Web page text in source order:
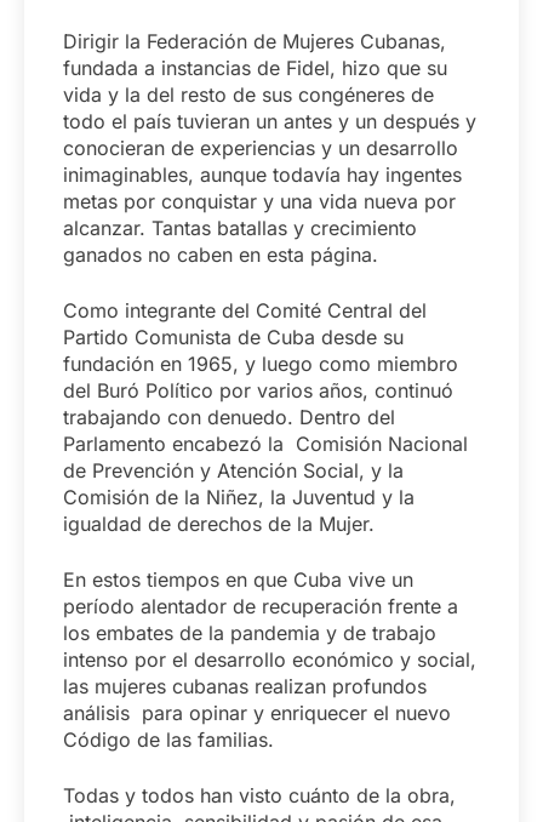
Dirigir la Federación de Mujeres Cubanas,
fundada a instancias de Fidel, hizo que su
vida y la del resto de sus congéneres de
todo el país tuvieran un antes y un después y
conocieran de experiencias y un desarrollo
inimaginables, aunque todavía hay ingentes
metas por conquistar y una vida nueva por
alcanzar. Tantas batallas y crecimiento
ganados no caben en esta página.
Como integrante del Comité Central del
Partido Comunista de Cuba desde su
fundación en 1965, y luego como miembro
del Buró Político por varios años, continuó
trabajando con denuedo. Dentro del
Parlamento encabezó la Comisión Nacional
de Prevención y Atención Social, y la
Comisión de la Niñez, la Juventud y la
igualdad de derechos de la Mujer.
En estos tiempos en que Cuba vive un
período alentador de recuperación frente a
los embates de la pandemia y de trabajo
intenso por el desarrollo económico y social,
las mujeres cubanas realizan profundos
análisis para opinar y enriquecer el nuevo
Código de las familias.
Todas y todos han visto cuánto de la obra,